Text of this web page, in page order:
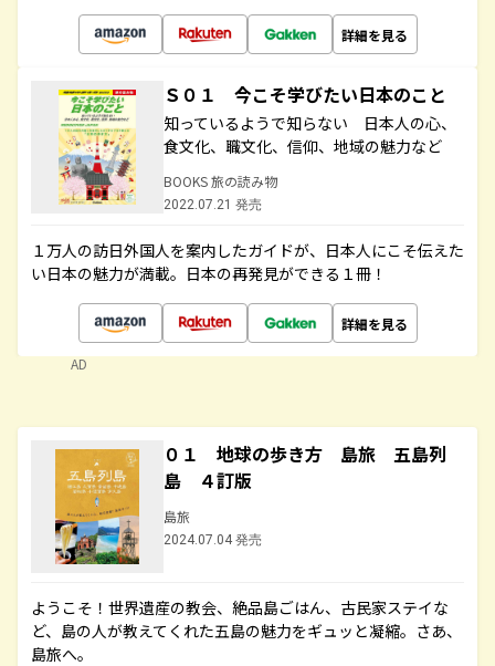
詳細を見る
Ｓ０１ 今こそ学びたい日本のこと
知っているようで知らない 日本人の心、
食文化、職文化、信仰、地域の魅力など
BOOKS 旅の読み物
2022.07.21 発売
１万人の訪日外国人を案内したガイドが、日本人にこそ伝えた
い日本の魅力が満載。日本の再発見ができる１冊！
詳細を見る
AD
０１ 地球の歩き方 島旅 五島列
島 ４訂版
島旅
2024.07.04 発売
ようこそ！世界遺産の教会、絶品島ごはん、古民家ステイな
ど、島の人が教えてくれた五島の魅力をギュッと凝縮。さあ、
島旅へ。